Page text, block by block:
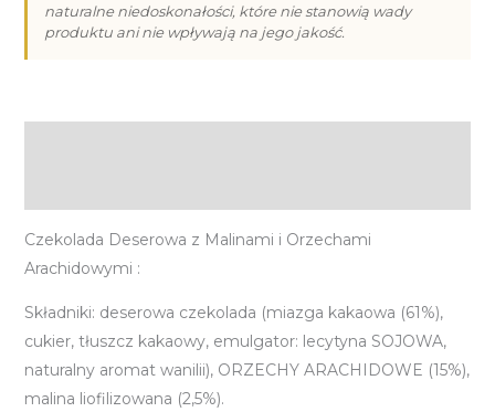
Arachidowymi
80g
naturalne niedoskonałości, które nie stanowią wady
produktu ani nie wpływają na jego jakość.
Czekolada Deserowa z Malinami i Orzechami
Arachidowymi :
Składniki: deserowa czekolada (miazga kakaowa (61%),
cukier, tłuszcz kakaowy, emulgator: lecytyna SOJOWA,
naturalny aromat wanilii), ORZECHY ARACHIDOWE (15%),
malina liofilizowana (2,5%).